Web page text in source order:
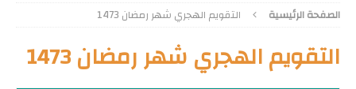
الصفحة الرئيسية التقويم الهجري شهر رمضان 1473
التقويم الهجري شهر رمضان 1473